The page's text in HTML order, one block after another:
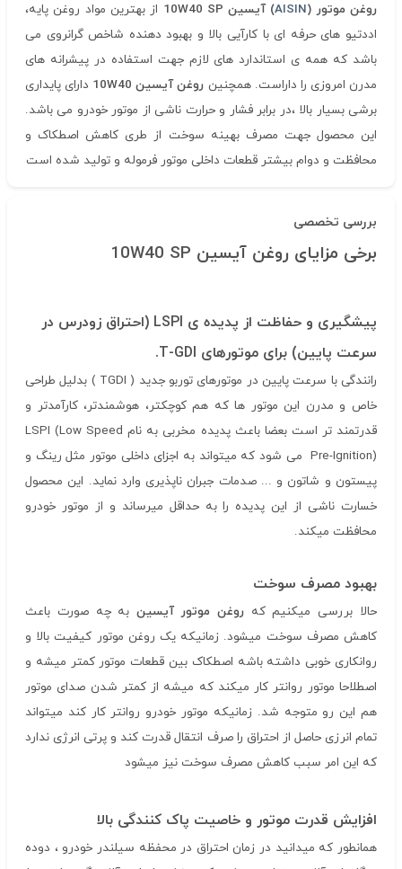
روغن موتور (AISIN) آیسین 10W40 SP
از بهترین مواد روغن پایه،
اددتیو های حرفه ای با کارآیی بالا و بهبود دهنده شاخص گرانروی می
باشد که همه ی استاندارد های لازم جهت استفاده در پیشرانه های
مدرن امروزی را داراست. همچنین روغن آیسین 10W40
دارای پایداری
برشی بسیار بالا ،در برابر فشار و حرارت ناشی از موتور خودرو می باشد.
این محصول جهت مصرف بهینه سوخت از طری کاهش اصطکاک و
محافظت و دوام بیشتر قطعات داخلی موتور فرموله و تولید شده است
بررسی تخصصی
برخی مزایای روغن آیسین 10W40 SP
پیشگیری و حفاظت از پدیده ی LSPI (احتراق زودرس در
سرعت پایین) برای موتورهای T-GDI.
رانندگی با سرعت پایین در موتورهای توربو جدید ( TGDI ) بدلیل طراحی
خاص و مدرن این موتور ها که هم کوچکتر، هوشمندتر، کارآمدتر و
قدرتمند تر است بعضا باعث پدیده مخربی به نام LSPI (Low Speed
Pre-Ignition) می شود که میتواند به اجزای داخلی موتور مثل رینگ و
پیستون و شاتون و ... صدمات جبران ناپذیری وارد نماید. این محصول
خسارت ناشی از این پدیده را به حداقل میرساند و از موتور خودرو
محافظت میکند.
بهبود مصرف سوخت
حالا بررسی میکنیم کهروغن موتور آیسینبه چه صورت باعث
کاهش مصرف سوخت میشود. زمانیکه یک روغن موتور کیفیت بالا و
روانکاری خوبی داشته باشه اصطکاک بین قطعات موتور کمتر میشه و
اصطلاحا موتور روانتر کار میکند که میشه از کمتر شدن صدای موتور
هم این رو متوجه شد. زمانیکه موتور خودرو روانتر کار کند میتواند
تمام انرزی حاصل از احتراق را صرف انتقال قدرت کند و پرتی انرژی ندارد
که این امر سبب کاهش مصرف سوخت نیز میشود
افزایش قدرت موتور و خاصیت پاک کنندگی بالا
همانطور که میدانید در زمان احتراق در محفظه سیلندر خودرو ، دوده